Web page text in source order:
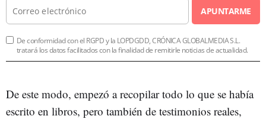
APUNTARME
De conformidad con el RGPD y la LOPDGDD, CRÓNICA GLOBALMEDIA S.L.
tratará los datos facilitados con la finalidad de remitirle noticias de actualidad.
De este modo, empezó a recopilar todo lo que se había
escrito en libros, pero también de testimonios reales,